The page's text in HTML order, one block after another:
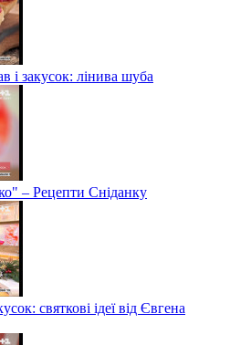
і закусок: лінива шуба
– Рецепти Сніданку
святкові ідеї від Євгена